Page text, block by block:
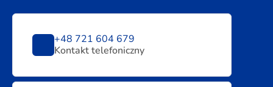
+48 721 604 679
Kontakt telefoniczny